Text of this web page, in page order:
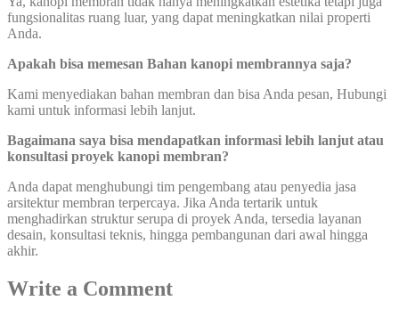
fungsionalitas ruang luar, yang dapat meningkatkan nilai properti
Anda.
Apakah bisa memesan Bahan kanopi membrannya saja?
Kami menyediakan bahan membran dan bisa Anda pesan, Hubungi
kami untuk informasi lebih lanjut.
Bagaimana saya bisa mendapatkan informasi lebih lanjut atau
konsultasi proyek kanopi membran?
Anda dapat menghubungi tim pengembang atau penyedia jasa
arsitektur membran terpercaya. Jika Anda tertarik untuk
menghadirkan struktur serupa di proyek Anda, tersedia layanan
desain, konsultasi teknis, hingga pembangunan dari awal hingga
akhir.
Write a Comment